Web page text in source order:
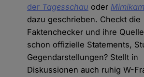
der Tagesschau oder
dazu geschrieben. Checkt die
Faktenchecker und ihre
schon offizielle Statements,
Gegendarstellungen? Stellt in
Diskussionen auch ruhig W-